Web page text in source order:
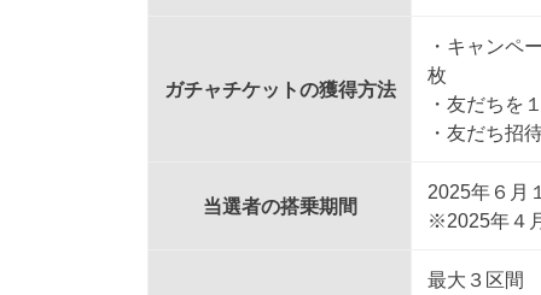
ガチャチケットの獲得方法
・キャンペ
枚
・友だちを
・友だち招
当選者の搭乗期間
2025年６月
※2025年４
最大３区間